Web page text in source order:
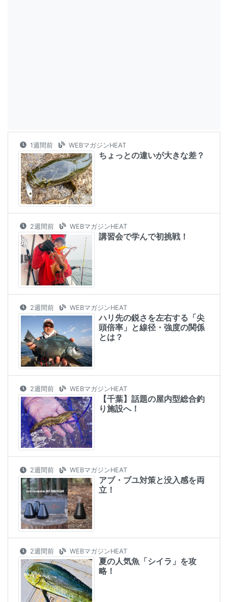
1週間前 WEBマガジンHEAT
ちょっとの違いが大きな差？
2週間前 WEBマガジンHEAT
講習会で学んで初挑戦！
2週間前 WEBマガジンHEAT
ハリ先の鋭さを左右する「尖
頭倍率」と線径・強度の関係
とは？
2週間前 WEBマガジンHEAT
【千葉】話題の屋内型総合釣
り施設へ！
2週間前 WEBマガジンHEAT
アブ・ブユ対策と没入感を両
立！
2週間前 WEBマガジンHEAT
夏の人気魚「シイラ」を攻
略！